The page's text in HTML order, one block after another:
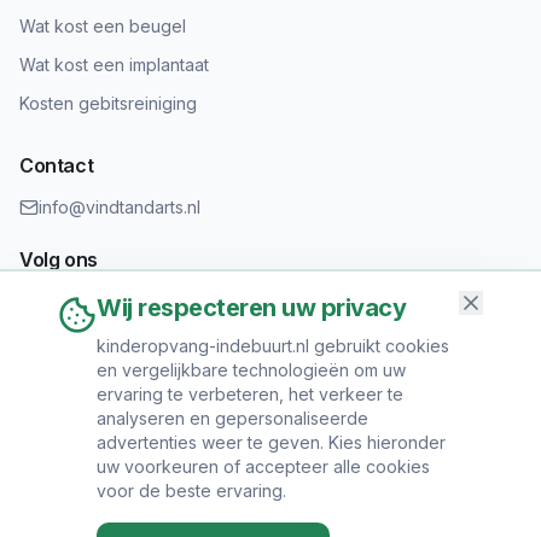
Wat kost een beugel
Wat kost een implantaat
Kosten gebitsreiniging
Contact
info@vindtandarts.nl
Volg ons
Informatie toevoegen?
Heeft u een tandartspraktijk? Neem contact op om uw praktijk
toe te voegen.
Wij respecteren uw privacy
kinderopvang-indebuurt.nl gebruikt cookies
en vergelijkbare technologieën om uw
ervaring te verbeteren, het verkeer te
analyseren en gepersonaliseerde
advertenties weer te geven. Kies hieronder
uw voorkeuren of accepteer alle cookies
voor de beste ervaring.